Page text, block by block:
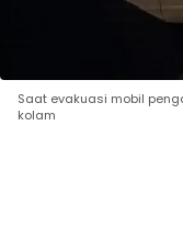
Saat evakuasi mobil
kolam